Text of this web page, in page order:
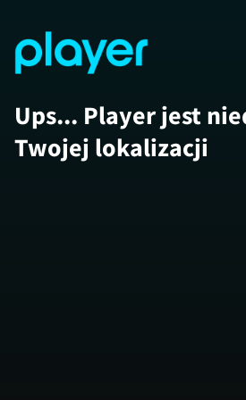
Ups... Player jest
Twojej lokalizacji